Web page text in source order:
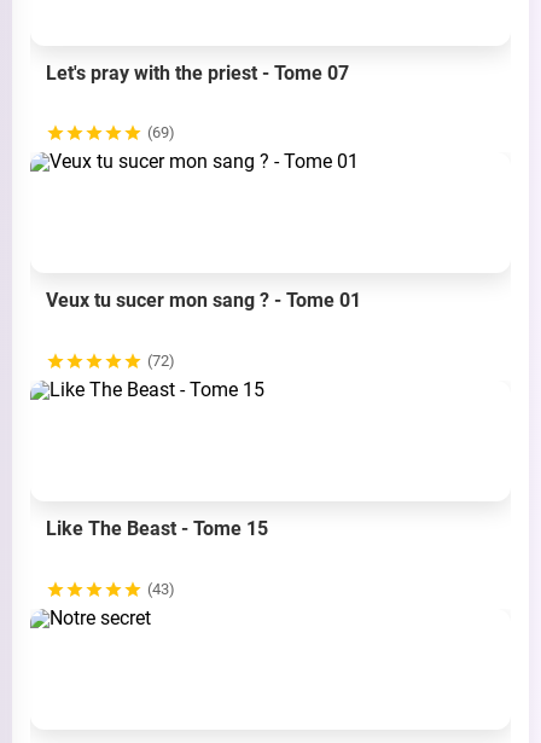
Let's pray with the priest - Tome 07
(69)
Veux tu sucer mon sang ? - Tome 01
(72)
Like The Beast - Tome 15
(43)